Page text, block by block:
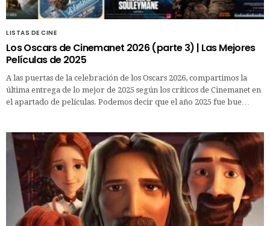
LISTAS DE CINE
Los Oscars de Cinemanet 2026 (parte 3) | Las Mejores
Películas de 2025
A las puertas de la celebración de los Oscars 2026, compartimos la
última entrega de lo mejor de 2025 según los críticos de Cinemanet en
el apartado de películas. Podemos decir que el año 2025 fue bue…